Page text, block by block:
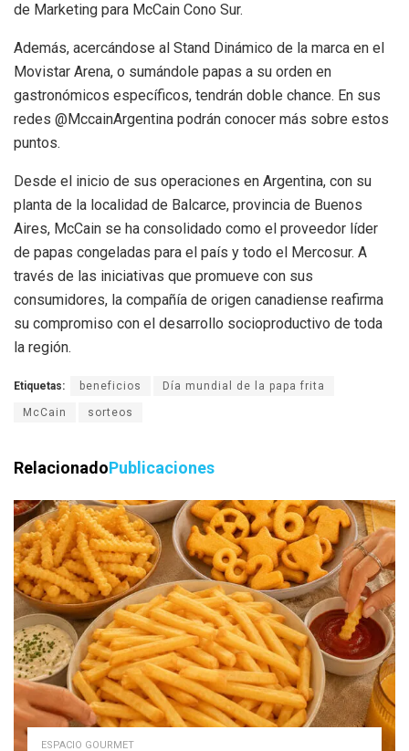
de Marketing para McCain Cono Sur.
Además, acercándose al Stand Dinámico de la marca en el
Movistar Arena, o sumándole papas a su orden en
gastronómicos específicos, tendrán doble chance. En sus
redes @MccainArgentina podrán conocer más sobre estos
puntos.
Desde el inicio de sus operaciones en Argentina, con su
planta de la localidad de Balcarce, provincia de Buenos
Aires, McCain se ha consolidado como el proveedor líder
de papas congeladas para el país y todo el Mercosur. A
través de las iniciativas que promueve con sus
consumidores, la compañía de origen canadiense reafirma
su compromiso con el desarrollo socioproductivo de toda
la región.
Etiquetas: beneficios Día mundial de la papa frita
McCain sorteos
RelacionadoPublicaciones
ESPACIO GOURMET